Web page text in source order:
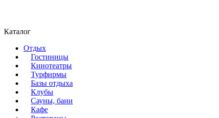
Каталог
Отдых
Гостиницы
Кинотеатры
Турфирмы
Базы отдыха
Клубы
Сауны, бани
Кафе